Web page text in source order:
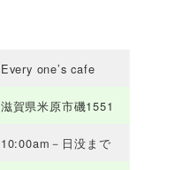
Every one’s cafe
滋賀県米原市磯1551
10:00am－日没まで